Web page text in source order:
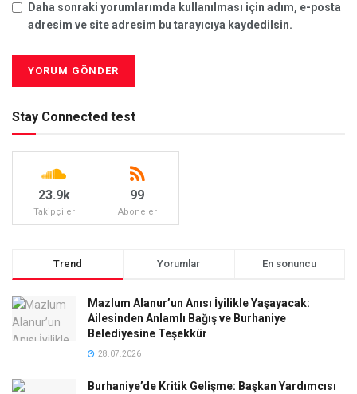
Daha sonraki yorumlarımda kullanılması için adım, e-posta
adresim ve site adresim bu tarayıcıya kaydedilsin.
Stay Connected test
23.9k
Takipçiler
99
Aboneler
Trend Yorumlar En sonuncu
Mazlum Alanur’un Anısı İyilikle Yaşayacak:
Ailesinden Anlamlı Bağış ve Burhaniye
Belediyesine Teşekkür
28.07.2026
Burhaniye’de Kritik Gelişme: Başkan Yardımcısı